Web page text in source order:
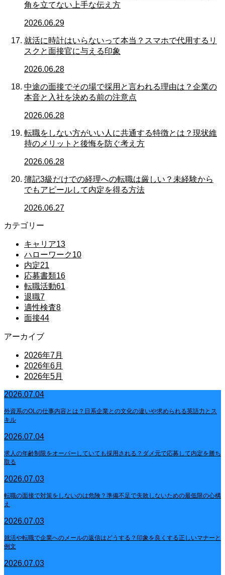
角を立てない上手な伝え方
2026.06.29
就活に時計はいらないって本当？スマホで代用するリ
スクと面接官に与える印象
2026.06.28
中途の面接でその場で採用と言われる理由は？企業の
本音と入社を決める前の注意点
2026.06.28
転職をしない方がいい人に共通する特徴とは？現状維
持のメリットと後悔を防ぐ考え方
2026.06.28
簿記3級だけでの経理への転職は厳しい？未経験から
でもアピールして内定を得る方法
2026.06.27
カテゴリー
キャリア13
ハローワーク10
内定21
応募書類16
転職活動61
退職7
適性検査8
面接44
アーカイブ
2026年7月
2026年6月
2026年5月
2026.07.04
外資系のOLの仕事内容とは？日系企業との文化の違いや求められる英語力とス
キル
2026.07.04
求人の年齢制限をオーバーしていても採用される？ダメ元で応募して内定を勝ち
取る
2026.07.03
転職の面接で対策をしないのは危険？準備不足で失敗しないための最低限の心構
え
2026.07.03
就活や転職で企業へのメールの返信はどうする？印象を良くする正しいマナーと
例文
2026.07.03